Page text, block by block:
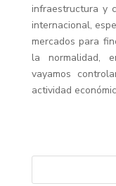
infraestructura y
internacional,
mercados para
la normalidad,
vayamos
actividad